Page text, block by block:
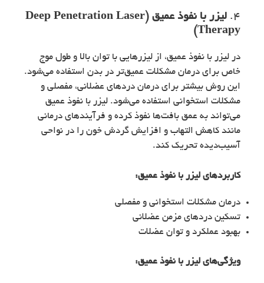
4.
لیزر با نفوذ عمیق (Deep Penetration Laser
Therapy)
در لیزر با نفوذ عمیق، از لیزرهایی با توان بالا و طول موج
خاص برای درمان مشکلات عمیق‌تر در بدن استفاده می‌شود.
این روش بیشتر برای درمان دردهای عضلانی، مفصلی و
مشکلات استخوانی استفاده می‌شود. لیزر با نفوذ عمیق
می‌تواند به عمق بافت‌ها نفوذ کرده و فرآیندهای درمانی
مانند کاهش التهاب و افزایش گردش خون را در نواحی
آسیب‌دیده تحریک کند.
کاربردهای لیزر با نفوذ عمیق:
درمان مشکلات استخوانی و مفصلی
تسکین دردهای مزمن عضلانی
بهبود عملکرد و توان عضلات
ویژگی‌های لیزر با نفوذ عمیق: